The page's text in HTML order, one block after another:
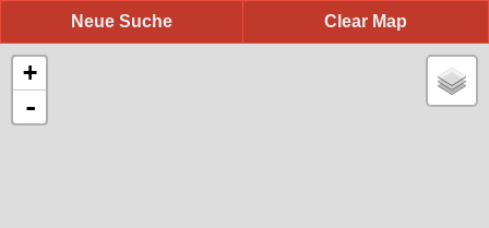
Clear Map
Neue Suche
+
-